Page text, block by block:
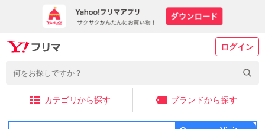
ログイン
カテゴリから探す ブランドから探す